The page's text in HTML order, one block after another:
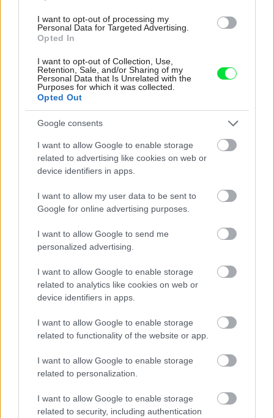
I want to opt-out of processing my
Personal Data for Targeted Advertising.
Opted In
I want to opt-out of Collection, Use,
Retention, Sale, and/or Sharing of my
Personal Data that Is Unrelated with the
Purposes for which it was collected.
Opted Out
Google consents
I want to allow Google to enable storage
related to advertising like cookies on web or
device identifiers in apps.
I want to allow my user data to be sent to
Google for online advertising purposes.
I want to allow Google to send me
personalized advertising.
I want to allow Google to enable storage
related to analytics like cookies on web or
device identifiers in apps.
I want to allow Google to enable storage
related to functionality of the website or app.
I want to allow Google to enable storage
related to personalization.
I want to allow Google to enable storage
related to security, including authentication
clovek by cakal ze vysusene drahe drevo bolo predtym naparovane aby
sa zbavilo zarodkov skodcov...
Najnovšie časopisy
Môj dom 07-08/2026